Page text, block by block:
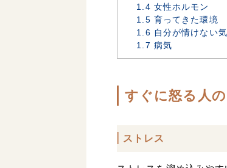
1.4 女性ホルモン
1.5 育ってきた環境
1.6 自分が情けない
1.7 病気
すぐに怒る人
ストレス